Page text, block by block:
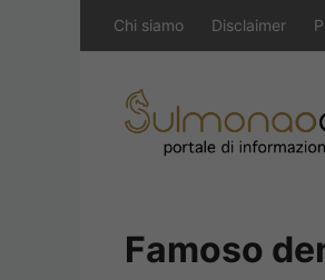
Chi siamo Disclaimer
Famoso